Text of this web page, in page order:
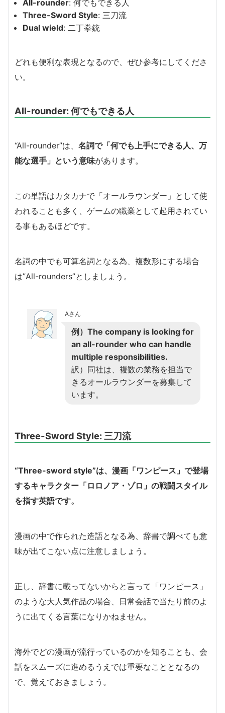
All-rounder: 何でもできる人
Three-Sword Style: 三刀流
Dual wield: 二丁拳銃
どれも便利な表現となるので、ぜひ参考にしてくださ
い。
All-rounder: 何でもできる人
“All-rounder”は、 名詞で「何でも上手にできる人、万
能な選手」という意味があります。
この単語はカタカナで「オールラウンダー」として使
われることも多く、ゲームの職業として起用されてい
る事もあるほどです。
名詞の中でも可算名詞となる為、複数形にする場合
は”All-rounders”としましょう。
Aさん
例）The company is looking for
an all-rounder who can handle
multiple responsibilities.
訳）同社は、複数の業務を担当で
きるオールラウンダーを募集して
います。
Three-Sword Style: 三刀流
“Three-sword style”は、漫画「ワンピース」で登場
するキャラクター「ロロノア・ゾロ」の戦闘スタイル
を指す英語です。
漫画の中で作られた造語となる為、辞書で調べても意
味が出てこない点に注意しましょう。
正し、辞書に載ってないからと言って「ワンピース」
のような大人気作品の場合、日常会話で当たり前のよ
うに出てくる言葉になりかねません。
海外でどの漫画が流行っているのかを知ることも、会
話をスムーズに進めるうえでは重要なこととなるの
で、覚えておきましょう。